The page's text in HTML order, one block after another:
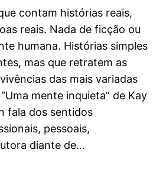
contam histórias reais,
reais. Nada de ficção ou
humana. Histórias simples
mas que retratem as
das mais variadas
mente inquieta” de Kay
fala dos sentidos
pessoais,
diante de…